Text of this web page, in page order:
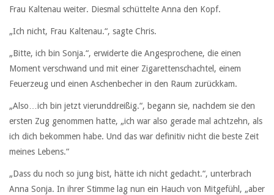
Frau Kaltenau weiter. Diesmal schüttelte Anna den Kopf.
„Ich nicht, Frau Kaltenau.“, sagte Chris.
„Bitte, ich bin Sonja.“, erwiderte die Angesprochene, die einen
Moment verschwand und mit einer Zigarettenschachtel, einem
Feuerzeug und einen Aschenbecher in den Raum zurückkam.
„Also…ich bin jetzt vierunddreißig.“, begann sie, nachdem sie den
ersten Zug genommen hatte, „ich war also gerade mal achtzehn, als
ich dich bekommen habe. Und das war definitiv nicht die beste Zeit
meines Lebens.“
„Dass du noch so jung bist, hätte ich nicht gedacht.“, unterbrach
Anna Sonja. In ihrer Stimme lag nun ein Hauch von Mitgefühl, „aber